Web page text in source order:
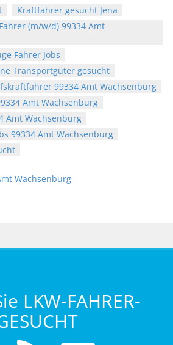
Kraftfahrer gesucht Jena
(m/w/d) 99334 Amt
Fahrer Jobs
Transportgüter gesucht
99334 Amt Wachsenburg
Amt Wachsenburg
Amt Wachsenburg
99334 Amt Wachsenburg
Wachsenburg
LKW-FAHRER-